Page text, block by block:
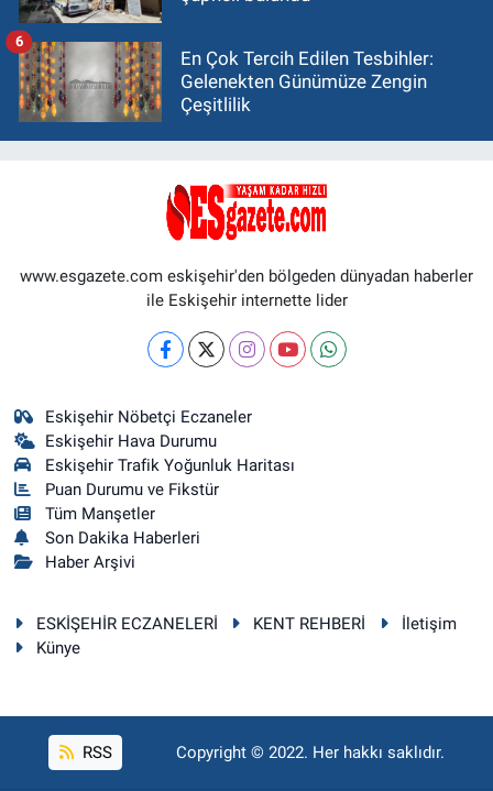
En Çok Tercih Edilen Tesbihler:
Gelenekten Günümüze Zengin
Çeşitlilik
6
www.esgazete.com eskişehir'den bölgeden dünyadan haberler
ile Eskişehir internette lider
Eskişehir Nöbetçi Eczaneler
Eskişehir Hava Durumu
Eskişehir Trafik Yoğunluk Haritası
Puan Durumu ve Fikstür
Tüm Manşetler
Son Dakika Haberleri
Haber Arşivi
ESKİŞEHİR ECZANELERİ KENT REHBERİ
İletişim
Künye
RSS Copyright © 2022. Her hakkı saklıdır.